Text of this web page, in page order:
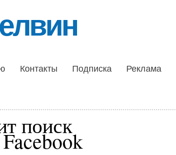
Контакты Подписка Реклама
поиск